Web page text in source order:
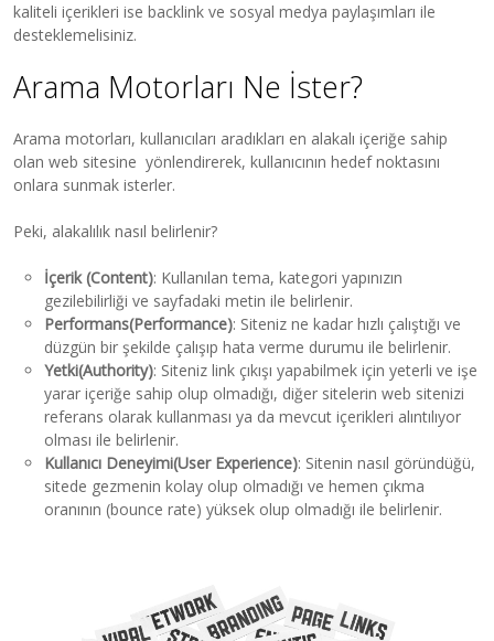
kaliteli içerikleri ise backlink ve sosyal medya paylaşımları ile
desteklemelisiniz.
Arama Motorları Ne İster?
Arama motorları, kullanıcıları aradıkları en alakalı içeriğe sahip
olan web sitesine yönlendirerek, kullanıcının hedef noktasını
onlara sunmak isterler.
Peki, alakalılık nasıl belirlenir?
İçerik (Content): Kullanılan tema, kategori yapınızın
gezilebilirliği ve sayfadaki metin ile belirlenir.
Performans(Performance): Siteniz ne kadar hızlı çalıştığı ve
düzgün bir şekilde çalışıp hata verme durumu ile belirlenir.
Yetki(Authority): Siteniz link çıkışı yapabilmek için yeterli ve işe
yarar içeriğe sahip olup olmadığı, diğer sitelerin web sitenizi
referans olarak kullanması ya da mevcut içerikleri alıntılıyor
olması ile belirlenir.
Kullanıcı Deneyimi(User Experience): Sitenin nasıl göründüğü,
sitede gezmenin kolay olup olmadığı ve hemen çıkma
oranının (bounce rate) yüksek olup olmadığı ile belirlenir.